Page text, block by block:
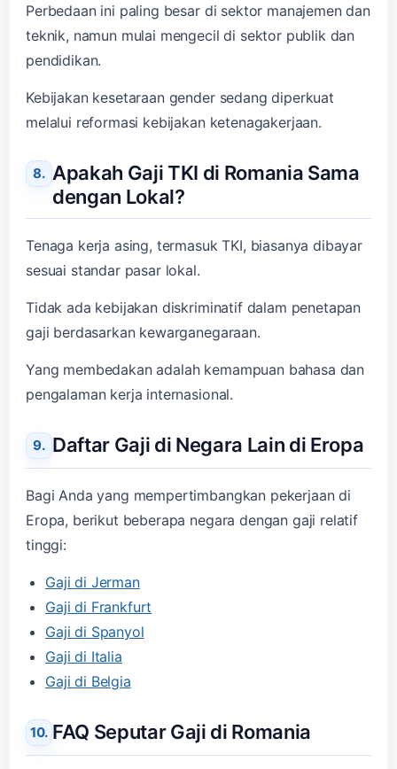
Perbedaan ini paling besar di sektor manajemen dan
teknik, namun mulai mengecil di sektor publik dan
pendidikan.
Kebijakan kesetaraan gender sedang diperkuat
melalui reformasi kebijakan ketenagakerjaan.
Apakah Gaji TKI di Romania Sama
dengan Lokal?
Tenaga kerja asing, termasuk TKI, biasanya dibayar
sesuai standar pasar lokal.
Tidak ada kebijakan diskriminatif dalam penetapan
gaji berdasarkan kewarganegaraan.
Yang membedakan adalah kemampuan bahasa dan
pengalaman kerja internasional.
Daftar Gaji di Negara Lain di Eropa
Bagi Anda yang mempertimbangkan pekerjaan di
Eropa, berikut beberapa negara dengan gaji relatif
tinggi:
Gaji di Jerman
Gaji di Frankfurt
Gaji di Spanyol
Gaji di Italia
Gaji di Belgia
FAQ Seputar Gaji di Romania